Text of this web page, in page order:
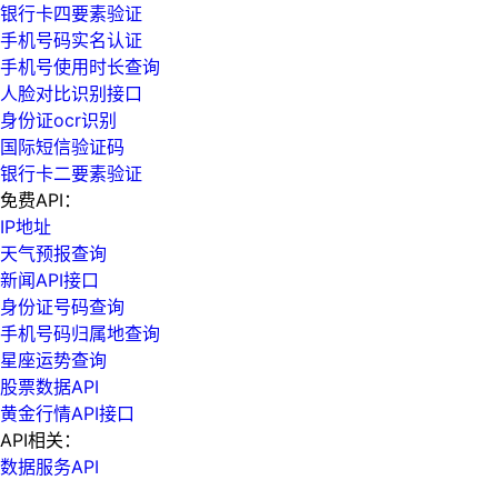
银行卡四要素验证
手机号码实名认证
手机号使用时长查询
人脸对比识别接口
身份证ocr识别
国际短信验证码
银行卡二要素验证
免费API：
IP地址
天气预报查询
新闻API接口
身份证号码查询
手机号码归属地查询
星座运势查询
股票数据API
黄金行情API接口
API相关：
数据服务API